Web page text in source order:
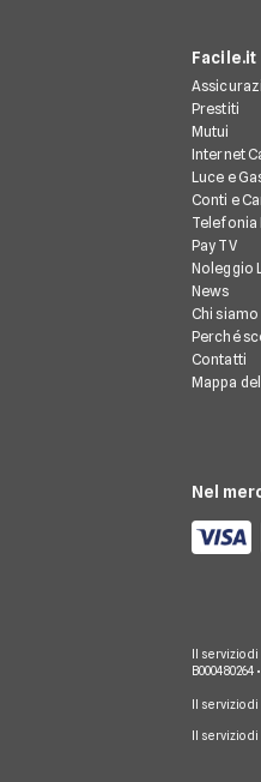
Facile.it
Prestiti
Mutui
Internet
Luce e
Conti e
Telefonia
Pay TV
Noleggio
News
Chi siamo
Perché
Contatti
Mappa
Nel
Il servizio
B000480264
Il servizio
Il servizio